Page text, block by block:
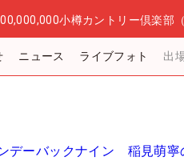
小樽カントリー倶楽部
ニュース ライブフォト 出
デーバックナイン 稲見萌寧